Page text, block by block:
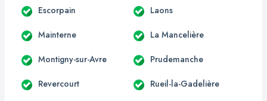
Escorpain Laons
Mainterne La Mancelière
Montigny-sur-Avre Prudemanche
Revercourt Rueil-la-Gadelière